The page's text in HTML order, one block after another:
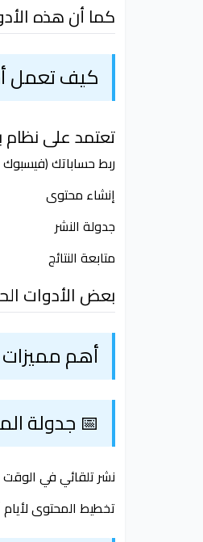
كما أن هذه
كيف تعمل
تعتمد على
ربط حساباتك (فيسبوك
إنشاء محتوى
جدولة النشر
متابعة النتائج
بعض الأدوات
أهم مميزات
📅 جدولة
نشر تلقائي في
تخطيط المحتوى